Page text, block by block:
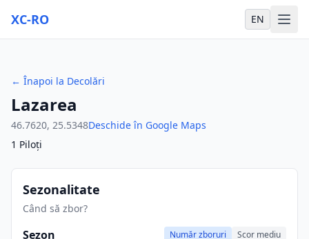
XC-RO EN
← Înapoi la Decolări
Lazarea
46.7620, 25.5348Deschide în Google Maps
1 Piloți
Sezonalitate
Când să zbor?
Sezon Număr zboruri
Scor mediu